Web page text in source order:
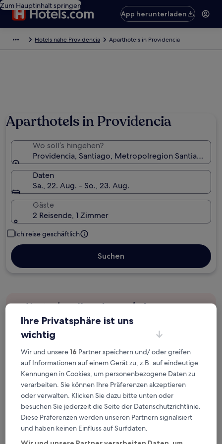
Zum Hauptinhalt springen
App herunterladen
Hotels nahe Providencia Aparthotels in Providencia
Aparthotels in Providencia
Wo soll’s hingehen?
Providencia, Santiago, Metropolregion Santiago,
Daten
Sa., 22. Aug. - So., 23. Aug.
Gäste
2 Reisende, 1 Zimmer
Ich reise geschäftlich
Suchen
Kostenlose Stornierung bei
Planänderungen
Verdiene Prämien für jede
wahrgenommene Übernachtung
Mehr sparen mit Preisen für Mitglieder
Überprüfe die Preise für diese Daten
Nächstes Wochenende
In zwei Wochen
Ihre Privatsphäre ist uns
wichtig
Wir und unsere16 Partner speichern und/ oder greifen
auf Informationen auf einem Gerät zu, z.B. auf eindeutige
Kennungen in Cookies, um personenbezogene Daten zu
verarbeiten. Sie können Ihre Präferenzen akzeptieren
oder verwalten. Klicken Sie dazu bitte unten oder
besuchen Sie jederzeit die Seite der Datenschutzrichtlinie.
Diese Präferenzen werden unseren Partnern signalisiert
und haben keinen Einfluss auf Surfdaten.